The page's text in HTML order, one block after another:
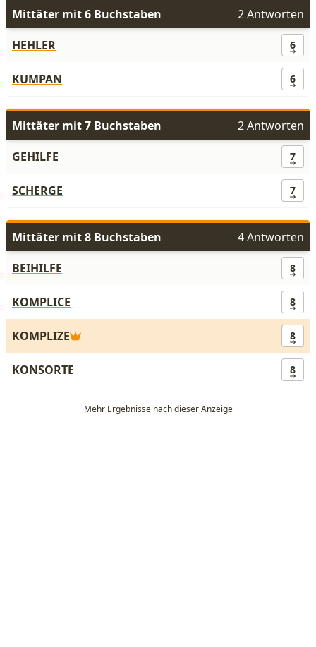
Mittäter mit 6 Buchstaben
2 Antworten
HEHLER
6
KUMPAN 6
Mittäter mit 7 Buchstaben
2 Antworten
GEHILFE
7
SCHERGE 7
Mittäter mit 8 Buchstaben
4 Antworten
BEIHILFE
8
KOMPLICE 8
KOMPLIZE 8
KONSORTE 8